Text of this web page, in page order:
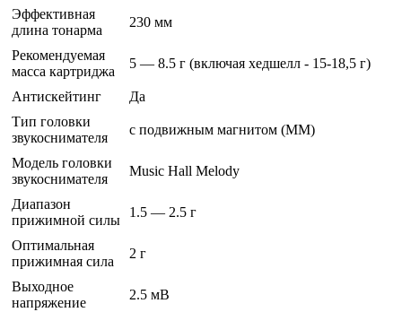
Эффективная
длина тонарма
230 мм
Рекомендуемая
масса картриджа
5 — 8.5 г (включая хедшелл - 15-18,5 г)
Антискейтинг
Да
Тип головки
звукоснимателя
с подвижным магнитом (MM)
Модель головки
звукоснимателя
Music Hall Melody
Диапазон
прижимной силы
1.5 — 2.5 г
Оптимальная
прижимная сила
2 г
Выходное
напряжение
2.5 мВ